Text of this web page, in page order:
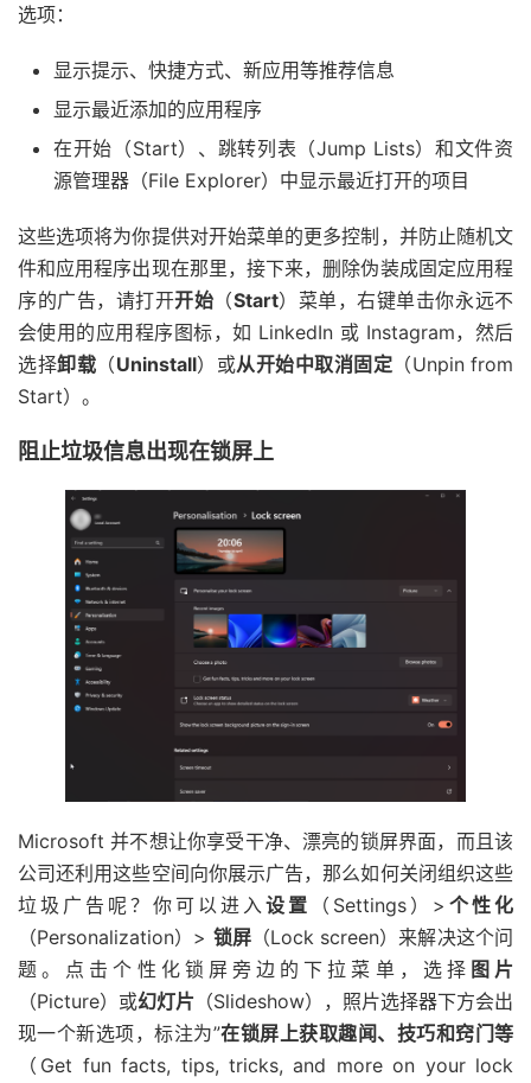
选项：
显示提示、快捷方式、新应用等推荐信息
显示最近添加的应用程序
在开始（Start）、跳转列表（Jump Lists）和文件资
源管理器（File Explorer）中显示最近打开的项目
这些选项将为你提供对开始菜单的更多控制，并防止随机文
件和应用程序出现在那里，接下来，删除伪装成固定应用程
序的广告，请打开开始 （Start）菜单，右键单击你永远不
会使用的应用程序图标，如 LinkedIn 或 Instagram，然后
选择卸载 （Uninstall）或从开始中取消固定 （Unpin from
Start）。
阻止垃圾信息出现在锁屏上
Microsoft 并不想让你享受干净、漂亮的锁屏界面，而且该
公司还利用这些空间向你展示广告，那么如何关闭组织这些
垃圾广告呢？你可以进入 设置 （Settings）> 个性化
（Personalization）> 锁屏（Lock screen）来解决这个问
题。点击个性化锁屏旁边的下拉菜单，选择 图片
（Picture）或幻灯片 （Slideshow），照片选择器下方会出
现一个新选项，标注为”在锁屏上获取趣闻、技巧和窍门等
（Get fun facts, tips, tricks, and more on your lock